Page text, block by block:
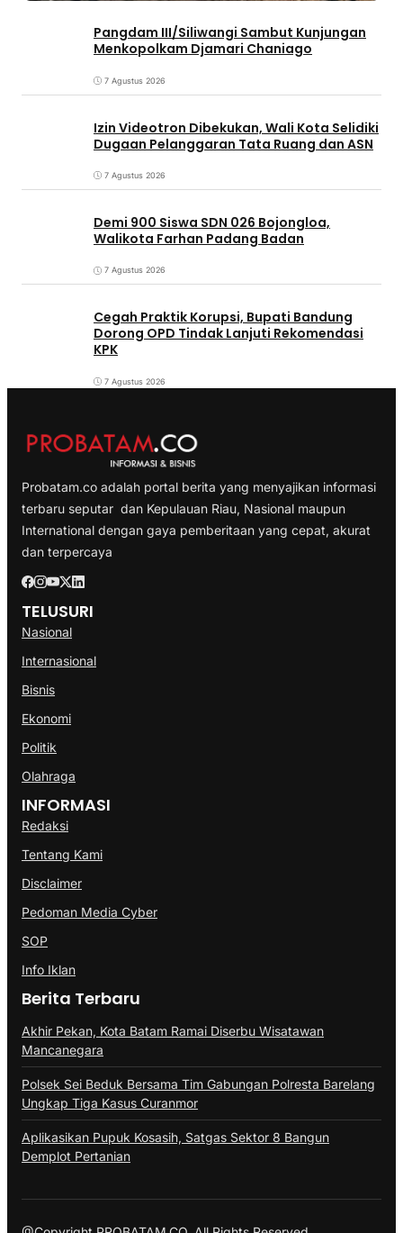
Pangdam III/Siliwangi Sambut Kunjungan
Menkopolkam Djamari Chaniago
7 Agustus 2026
Izin Videotron Dibekukan, Wali Kota Selidiki
Dugaan Pelanggaran Tata Ruang dan ASN
7 Agustus 2026
Demi 900 Siswa SDN 026 Bojongloa,
Walikota Farhan Padang Badan
7 Agustus 2026
Cegah Praktik Korupsi, Bupati Bandung
Dorong OPD Tindak Lanjuti Rekomendasi
KPK
7 Agustus 2026
Probatam.co adalah portal berita yang menyajikan informasi
terbaru seputar dan Kepulauan Riau, Nasional maupun
International dengan gaya pemberitaan yang cepat, akurat
dan terpercaya
TELUSURI
Nasional
Internasional
Bisnis
Ekonomi
Politik
Olahraga
INFORMASI
Redaksi
Tentang Kami
Disclaimer
Pedoman Media Cyber
SOP
Info Iklan
Berita Terbaru
Akhir Pekan, Kota Batam Ramai Diserbu Wisatawan
Mancanegara
Polsek Sei Beduk Bersama Tim Gabungan Polresta Barelang
Ungkap Tiga Kasus Curanmor
Aplikasikan Pupuk Kosasih, Satgas Sektor 8 Bangun
Demplot Pertanian